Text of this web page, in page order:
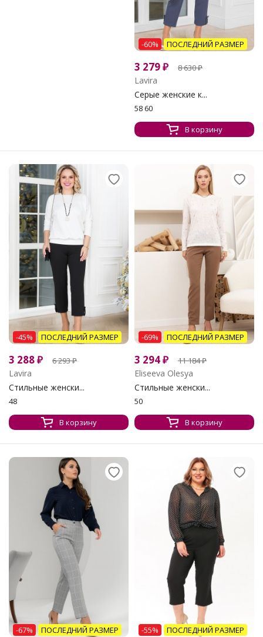
-60% ПОСЛЕДНИЙ РАЗМЕР
3 279₽ 8 630₽
Lavira
Серые женские к...
58 60
В корзину
-45% ПОСЛЕДНИЙ РАЗМЕР
3 288₽ 6 293₽
Lavira
Стильные женски...
48
В корзину
-69% ПОСЛЕДНИЙ РАЗМЕР
3 294₽ 11 184₽
Eliseeva Olesya
Стильные женски...
50
В корзину
-67% ПОСЛЕДНИЙ РАЗМЕР -55% ПОСЛЕДНИЙ РАЗМЕР